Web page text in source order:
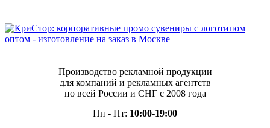
Производство рекламной продукции
для компаний и рекламных агентств
по всей России и СНГ с 2008 года
Пн - Пт: 10:00-19:00